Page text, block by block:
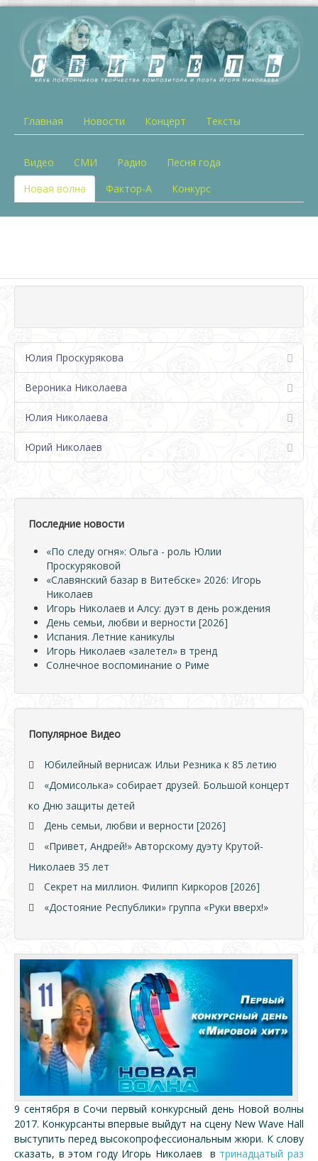
Главная Новости Концерт Тексты
Видео СМИ Радио
Песня года
Новая волна
Фактор-А Конкурс
Юлия Проскурякова
Вероника Николаева
Юлия Николаева
Юрий Николаев
Последние новости
«По следу огня»: Ольга - роль Юлии
Проскуряковой
«Славянский базар в Витебске» 2026: Игорь
Николаев
Игорь Николаев и Алсу: дуэт в день рождения
День семьи, любви и верности [2026]
Испания. Летние каникулы
Игорь Николаев «залетел» в тренд
Солнечное воспоминание о Риме
Популярное Видео
Юбилейный вернисаж Ильи Резника к 85 летию
«Домисолька» собирает друзей. Большой концерт
ко Дню защиты детей
День семьи, любви и верности [2026]
«Привет, Андрей!» Авторскому дуэту Крутой-
Николаев 35 лет
Секрет на миллион. Филипп Киркоров [2026]
«Достояние Республики» группа «Руки вверх!»
9 сентября в Сочи первый конкурсный день Новой волны
2017. Конкурсанты впервые выйдут на сцену New Wave Hall
выступить перед высокопрофессиональным жюри. К слову
сказать, в этом году Игорь Николаев в тринадцатый раз